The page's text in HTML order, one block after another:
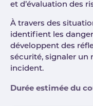
et d’évaluation des
À travers des
identifient les
développent des
sécurité, signaler un
incident.
Durée estimée du